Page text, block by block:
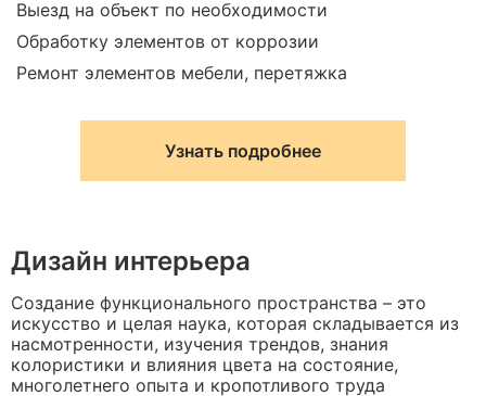
Выезд на объект по необходимости
Обработку элементов от коррозии
Ремонт элементов мебели, перетяжка
Узнать подробнее
Дизайн интерьера
Создание функционального пространства – это
искусство и целая наука, которая складывается из
насмотренности, изучения трендов, знания
колористики и влияния цвета на состояние,
многолетнего опыта и кропотливого труда